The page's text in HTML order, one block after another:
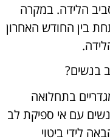
הלידה. במקרה
בין החודש האחרון
בנשים?
בתחלואה
עם אי ספיקת לב
לידי ביטוי